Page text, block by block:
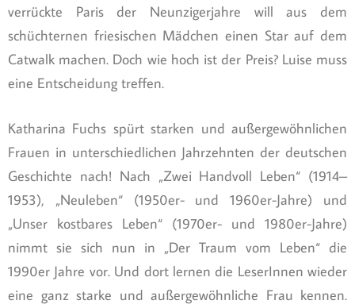
verrückte Paris der Neunzigerjahre will aus dem
schüchternen friesischen Mädchen einen Star auf dem
Catwalk machen. Doch wie hoch ist der Preis? Luise muss
eine Entscheidung treffen.
Katharina Fuchs spürt starken und außergewöhnlichen
Frauen in unterschiedlichen Jahrzehnten der deutschen
Geschichte nach! Nach „Zwei Handvoll Leben“ (1914–
1953), „Neuleben“ (1950er- und 1960er-Jahre) und
„Unser kostbares Leben“ (1970er- und 1980er-Jahre)
nimmt sie sich nun in „Der Traum vom Leben“ die
1990er Jahre vor. Und dort lernen die LeserInnen wieder
eine ganz starke und außergewöhnliche Frau kennen.